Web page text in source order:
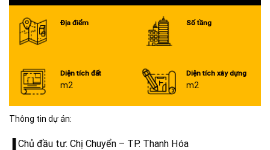
Địa điểm Số tầng
Diện tích đất
m2
Diện tích xây dựng
m2
Thông tin dự án:
▐ Chủ đầu tư: Chị Chuyển – TP. Thanh Hóa